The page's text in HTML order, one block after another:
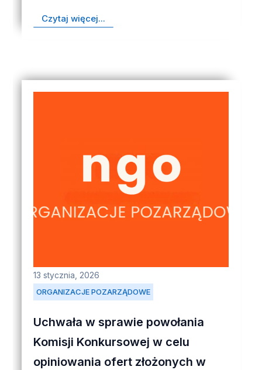
Czytaj więcej...
ORGANIZACJE POZARZĄDOWE
13 stycznia, 2026
Uchwała w sprawie powołania
Komisji Konkursowej w celu
opiniowania ofert złożonych w